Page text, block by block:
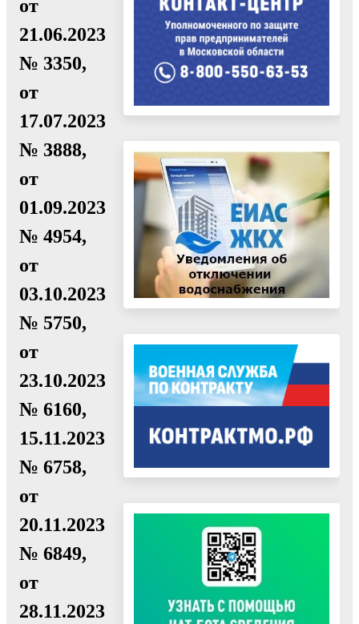
от
21.06.2023
№ 3350,
от
17.07.2023
№ 3888,
от
01.09.2023
№ 4954,
от
03.10.2023
№ 5750,
от
23.10.2023
№ 6160,
15.11.2023
№ 6758,
от
20.11.2023
№ 6849,
от
28.11.2023